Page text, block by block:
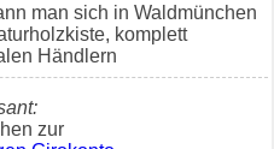
man sich in Waldmünchen
komplett
Händlern
zur